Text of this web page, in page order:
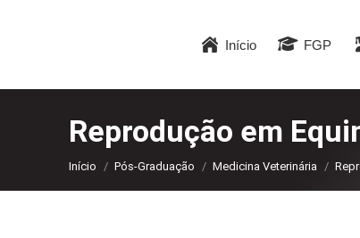
Início FGP
Reprodução em
Você está aqui:
Início Pós-Graduação Medicina Veterinária